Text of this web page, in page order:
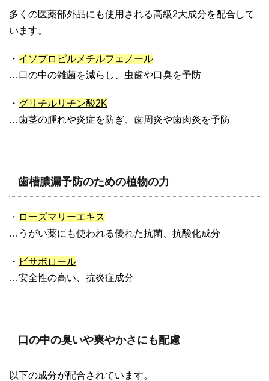
多くの医薬部外品にも使用される高級2大成分を配合して
います。
・ イソプロピルメチルフェノール
…口の中の雑菌を減らし、虫歯や口臭を予防
・ グリチルリチン酸2K
…歯茎の腫れや炎症を防ぎ、歯周炎や歯肉炎を予防
歯槽膿漏予防のための植物の力
・ ローズマリーエキス
…うがい薬にも使われる優れた抗菌、抗酸化成分
・ ビサボロール
…安全性の高い、抗炎症成分
口の中の臭いや爽やかさにも配慮
以下の成分が配合されています。